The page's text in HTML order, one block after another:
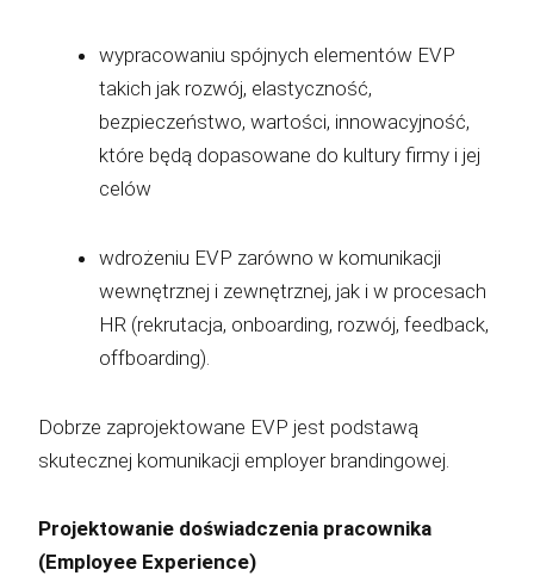
wypracowaniu spójnych elementów EVP
takich jak rozwój, elastyczność,
bezpieczeństwo, wartości, innowacyjność,
które będą dopasowane do kultury firmy i jej
celów
wdrożeniu EVP zarówno w komunikacji
wewnętrznej i zewnętrznej, jak i w procesach
HR (rekrutacja, onboarding, rozwój, feedback,
offboarding).
Dobrze zaprojektowane EVP jest podstawą
skutecznej komunikacji employer brandingowej.
Projektowanie doświadczenia pracownika
(Employee Experience)